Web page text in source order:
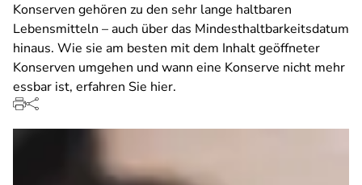
Konserven gehören zu den sehr lange haltbaren
Lebensmitteln – auch über das Mindesthaltbarkeitsdatum
hinaus. Wie sie am besten mit dem Inhalt geöffneter
Konserven umgehen und wann eine Konserve nicht mehr
essbar ist, erfahren Sie hier.